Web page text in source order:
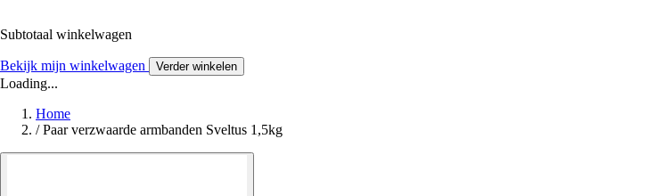
Subtotaal winkelwagen
Bekijk mijn winkelwagen Verder winkelen
Loading...
Home
/ Paar verzwaarde armbanden Sveltus 1,5kg